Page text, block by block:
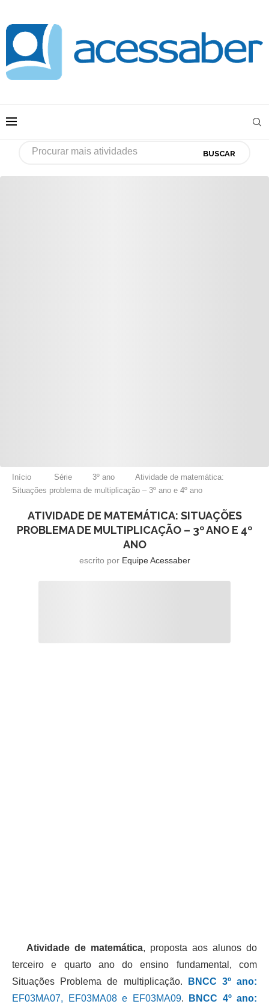
BUSCAR
Início Série 3º ano
Atividade de matemática:
Situações problema de multiplicação – 3º ano e 4º ano
ATIVIDADE DE MATEMÁTICA: SITUAÇÕES
PROBLEMA DE MULTIPLICAÇÃO – 3º ANO E 4º
ANO
escrito por Equipe Acessaber
Atividade de matemática, proposta aos alunos do
terceiro e quarto ano do ensino fundamental, com
Situações Problema de multiplicação.
BNCC 3º ano:
EF03MA07, EF03MA08 e EF03MA09.
BNCC 4º ano: